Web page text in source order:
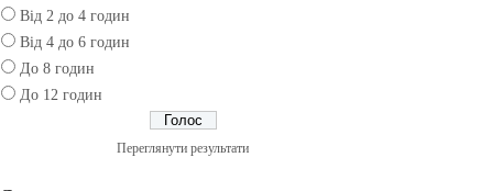
Від 2 до 4 годин
Від 4 до 6 годин
До 8 годин
До 12 годин
Переглянути результати